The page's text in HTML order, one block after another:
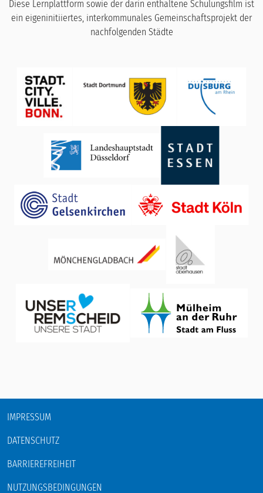
Diese Lernplattform sowie der darin enthaltene Schulungsfilm ist
ein eigeninitiiertes, interkommunales Gemeinschaftsprojekt der
nachfolgenden Städte
IMPRESSUM
DATENSCHUTZ
BARRIEREFREIHEIT
NUTZUNGSBEDINGUNGEN